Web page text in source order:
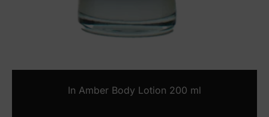
In Amber Body Lotion 200 ml